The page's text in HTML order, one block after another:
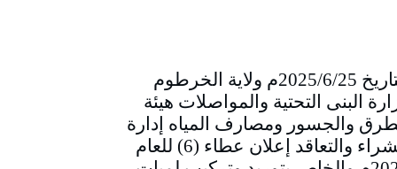
التاريخ 2025/6/25م ولاية الخرطوم
البنى التحتية والمواصلات هيئة
والجسور ومصارف المياه إدارة
الشراء والتعاقد إعلان عطاء (6) للعام